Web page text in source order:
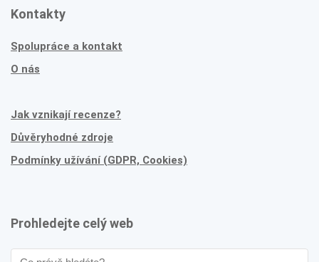
Kontakty
Spolupráce a kontakt
O nás
Jak vznikají recenze?
Důvěryhodné zdroje
Podmínky užívání (GDPR, Cookies)
Prohledejte celý web